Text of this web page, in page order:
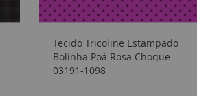
Tecido Tricoline Estampado
Bolinha Poá Rosa Choque
03191-1098